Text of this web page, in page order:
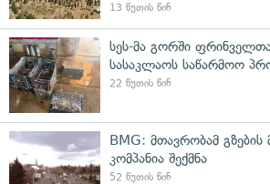
13 წუთის წინ
სეს-მა გორში
სასაკლაოს საწარმოო
22 წუთის წინ
BMG: მთავრობამ
კომპანია შექმნა
52 წუთის წინ